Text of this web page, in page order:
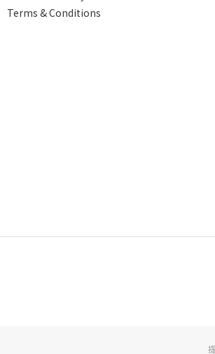
Terms & Conditions